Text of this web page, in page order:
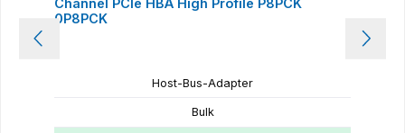
Channel PCIe HBA High Profile P8PCK
0P8PCK
Host-Bus-Adapter
Bulk